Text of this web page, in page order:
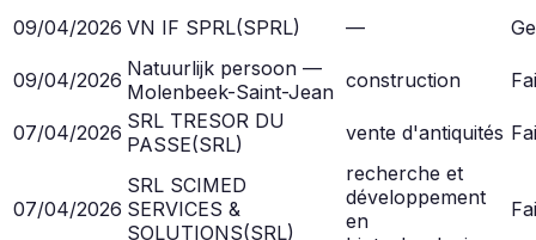
09/04/2026 VN IF SPRL(SPRL) —
09/04/2026 Natuurlijk persoon —
Molenbeek-Saint-Jean construction
07/04/2026 SRL TRESOR DU
PASSE(SRL) vente d'antiquités
07/04/2026
SRL SCIMED
SERVICES &
SOLUTIONS(SRL)
recherche et
développement
en